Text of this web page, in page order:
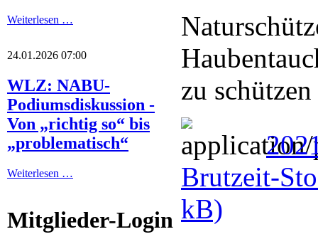
Weiterlesen …
24.01.2026 07:00
WLZ: NABU-
Podiumsdiskussion -
Von „richtig so“ bis
„problematisch“
Weiterlesen …
Mitglieder-Login
zu schützen
Brutzeit-
kB)